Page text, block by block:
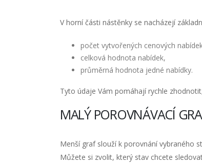
V horní části nástěnky se nacházejí
počet vytvořených cenových
celková hodnota nabídek,
průměrná hodnota jedné nabídky.
Tyto údaje Vám pomáhají rychle
MALÝ POROVNÁVACÍ
Menší graf slouží k porovnání vybraného
Můžete si zvolit, který stav chcete